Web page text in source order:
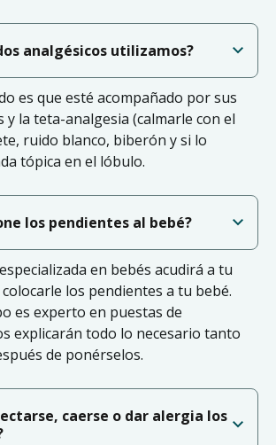
analgésicos utilizamos?
es que esté acompañado por sus
y la teta-analgesia (calmarle con el
ruido blanco, biberón y si lo
tópica en el lóbulo.
los pendientes al bebé?
en bebés acudirá a tu
los pendientes a tu bebé.
es experto en puestas de
explicarán todo lo necesario tanto
de ponérselos.
caerse o dar alergia los